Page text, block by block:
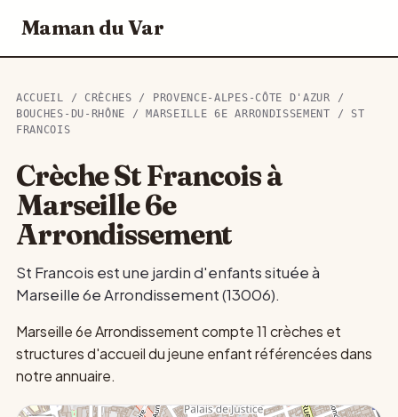
Maman du Var
ACCUEIL / CRÈCHES / PROVENCE-ALPES-CÔTE D'AZUR /
BOUCHES-DU-RHÔNE / MARSEILLE 6E ARRONDISSEMENT / ST
FRANCOIS
Crèche St Francois à
Marseille 6e
Arrondissement
St Francois est une jardin d'enfants située à
Marseille 6e Arrondissement (13006).
Marseille 6e Arrondissement compte 11 crèches et
structures d'accueil du jeune enfant référencées dans
notre annuaire.